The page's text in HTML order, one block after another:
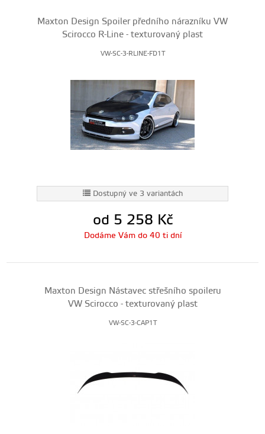
Maxton Design Spoiler předního nárazníku VW
Scirocco R-Line - texturovaný plast
VW-SC-3-RLINE-FD1T
Dostupný ve 3 variantách
od 5 258 Kč
Dodáme Vám do 40 ti dní
Maxton Design Nástavec střešního spoileru
VW Scirocco - texturovaný plast
VW-SC-3-CAP1T